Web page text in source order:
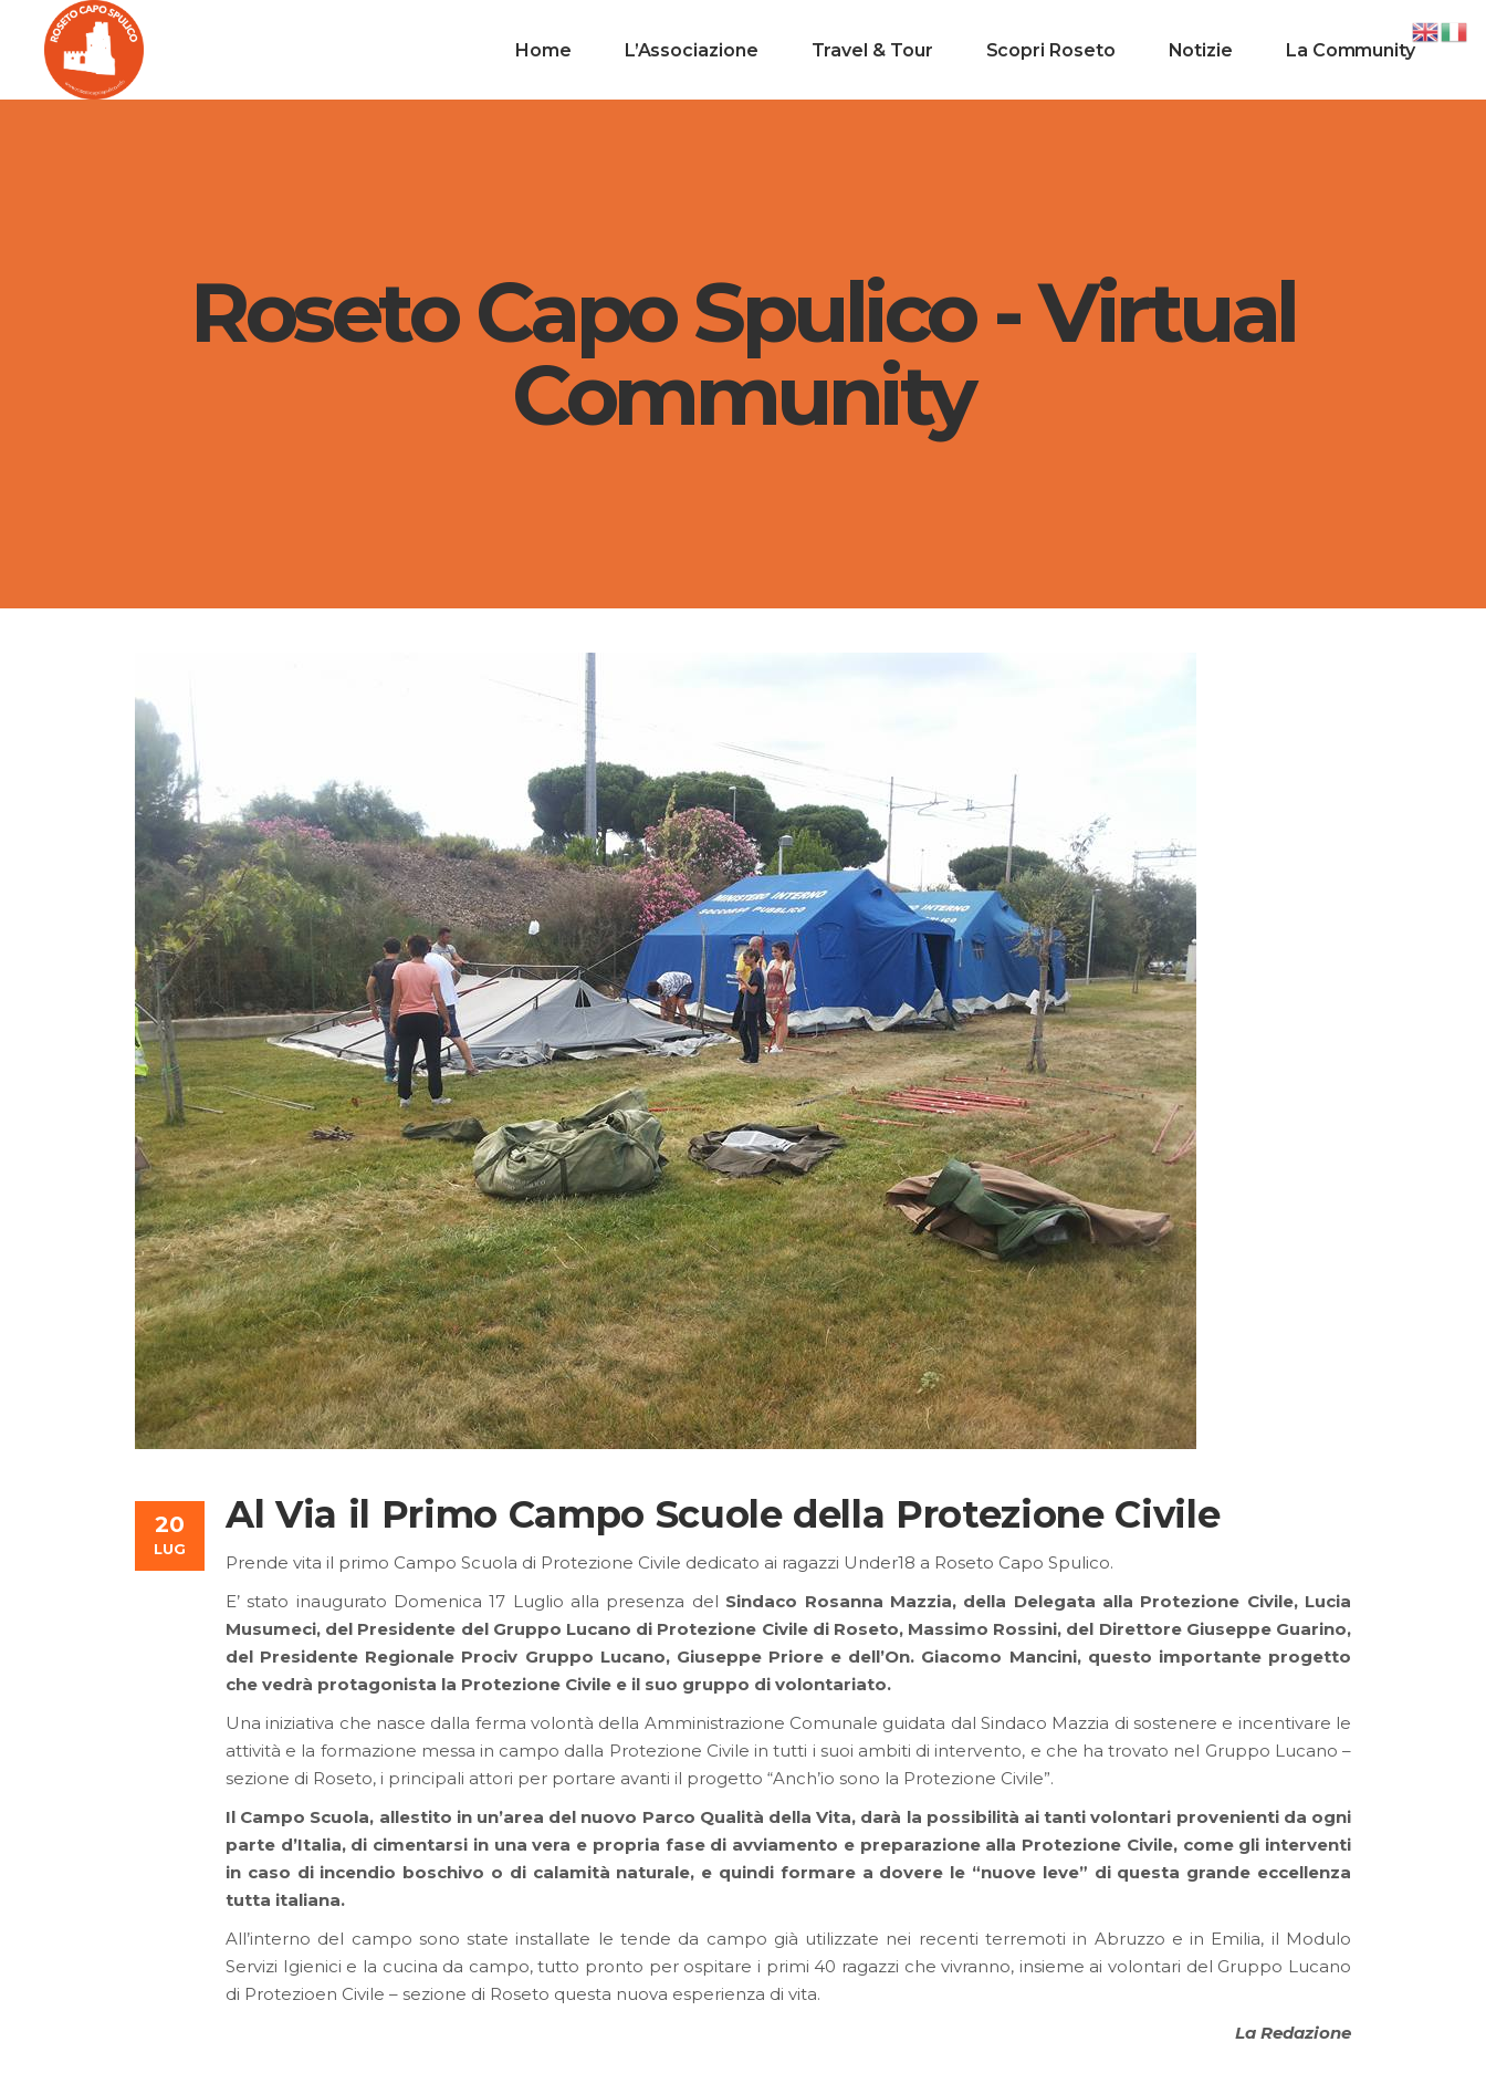
Home L’Associazione Travel & Tour Scopri Roseto Notizie La Community
Roseto Capo Spulico - Virtual
Community
20
LUG
Al Via il Primo Campo Scuole della Protezione Civile
Prende vita il primo Campo Scuola di Protezione Civile dedicato ai ragazzi Under18 a Roseto Capo Spulico.
E’ stato inaugurato Domenica 17 Luglio alla presenza del Sindaco Rosanna Mazzia, della Delegata alla Protezione Civile, Lucia
Musumeci, del Presidente del Gruppo Lucano di Protezione Civile di Roseto, Massimo Rossini, del Direttore Giuseppe Guarino,
del Presidente Regionale Prociv Gruppo Lucano, Giuseppe Priore e dell’On. Giacomo Mancini, questo importante progetto
che vedrà protagonista la Protezione Civile e il suo gruppo di volontariato.
Una iniziativa che nasce dalla ferma volontà della Amministrazione Comunale guidata dal Sindaco Mazzia di sostenere e incentivare le
attività e la formazione messa in campo dalla Protezione Civile in tutti i suoi ambiti di intervento, e che ha trovato nel Gruppo Lucano –
sezione di Roseto, i principali attori per portare avanti il progetto “Anch’io sono la Protezione Civile”.
Il Campo Scuola, allestito in un’area del nuovo Parco Qualità della Vita, darà la possibilità ai tanti volontari provenienti da ogni
parte d’Italia, di cimentarsi in una vera e propria fase di avviamento e preparazione alla Protezione Civile, come gli interventi
in caso di incendio boschivo o di calamità naturale, e quindi formare a dovere le “nuove leve” di questa grande eccellenza
tutta italiana.
All’interno del campo sono state installate le tende da campo già utilizzate nei recenti terremoti in Abruzzo e in Emilia, il Modulo
Servizi Igienici e la cucina da campo, tutto pronto per ospitare i primi 40 ragazzi che vivranno, insieme ai volontari del Gruppo Lucano
di Protezioen Civile – sezione di Roseto questa nuova esperienza di vita.
La Redazione